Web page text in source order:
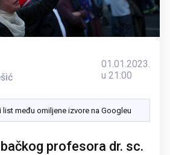
01.01.2023.
u 21:00
list među omiljene izvore na Googleu
profesora dr. sc.